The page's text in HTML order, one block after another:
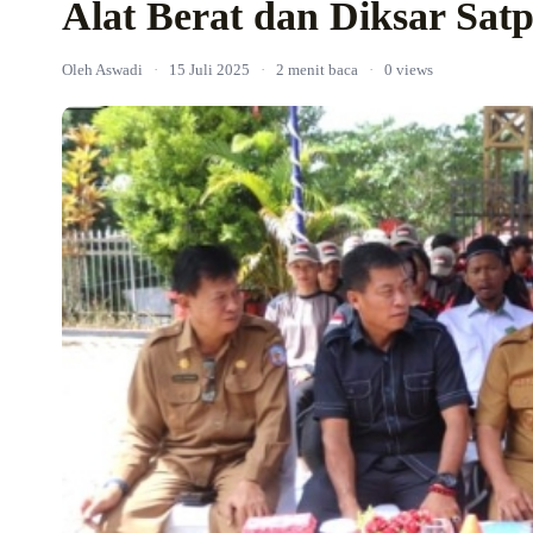
Alat Berat dan Diksar
Oleh Aswadi · 15 Juli 2025 · 2 menit baca · 0 views